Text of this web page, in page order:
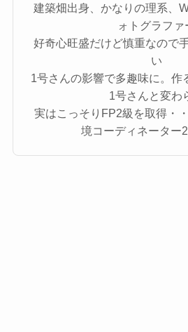
建築畑出身、かなりの理系、
ォトグラファ
好奇心旺盛だけど慎重なので
い
1号さんの影響で多趣味に。作
1号さんと変わ
実はこっそりFP2級を取得・
境コーディネーター